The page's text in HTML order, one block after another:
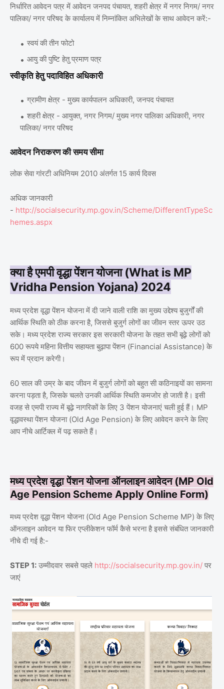
निर्धारित आवेदन पत्र में आवेदन जनपद पंचायत, शहरी क्षेत्र में नगर निगम/ नगर
पालिका/ नगर परिषद के कार्यालय में निम्नांकित अभिलेखों के साथ आवेदन करें:-
स्वयं की तीन फोटो
आयु की पुष्टि हेतु प्रमाण पत्र
स्‍वीकृति हेतु पदाविहित अधिकारी
ग्रामीण क्षेत्र - मुख्य कार्यपालन अधिकारी, जनपद पंचायत
शहरी क्षेत्र - आयुक्त, नगर निगम/ मुख्य नगर पालिका अधिकारी, नगर
पालिका/ नगर परिषद
आवेदन निराकरण की समय सीमा
लोक सेवा गांरटी अधिनियम 2010 अंतर्गत 15 कार्य दिवस
अधिक जानकारी
- http://socialsecurity.mp.gov.in/Scheme/DifferentTypeSc
hemes.aspx
क्या है एमपी वृद्धा पेंशन योजना (What is MP
Vridha Pension Yojana) 2024
मध्य प्रदेश वृद्धा पेंशन योजना में दी जाने वाली राशि का मुख्य उद्देश्य बुजुर्गों की
आर्थिक स्थिति को ठीक करना है, जिससे बुजुर्ग लोगों का जीवन स्तर ऊपर उठ
सके। मध्य प्रदेश राज्य सरकार इस सरकारी योजना के तहत सभी बूढ़े लोगों को
600 रूपये महिना वित्तीय सहायता बुढ़ापा पेंशन (Financial Assistance) के
रूप में प्रदान करेगी।
60 साल की उम्र के बाद जीवन में बुजुर्ग लोगों को बहुत सी कठिनाइयों का सामना
करना पड़ता है, जिसके चलते उनकी आर्थिक स्थिति कमजोर हो जाती है। इसी
वजह से एमपी राज्य में बूढ़े नागरिकों के लिए 3 पेंशन योजनाएं चली हुई हैं। MP
वृद्धावस्था पेंशन योजना (Old Age Pension) के लिए आवेदन करने के लिए
आप नीचे आर्टिक्ल में पढ़ सकते हैं।
मध्य प्रदेश वृद्धा पेंशन योजना ऑनलाइन आवेदन (MP Old
Age Pension Scheme Apply Online Form)
मध्य प्रदेश वृद्धा पेंशन योजना (Old Age Pension Scheme MP) के लिए
ऑनलाइन आवेदन या फिर एप्लीकेशन फॉर्म कैसे भरना है इससे संबंधित जानकारी
नीचे दी गई है:-
STEP 1: उम्मीदवार सबसे पहले http://socialsecurity.mp.gov.in/ पर
जाएं